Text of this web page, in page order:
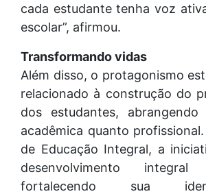
cada estudante tenha voz
escolar”, afirmou.
Transformando vidas
Além disso, o protagonismo
relacionado à construção do
dos estudantes,
acadêmica quanto
de Educação Integral, a
desenvolvimento
fortalecendo sua